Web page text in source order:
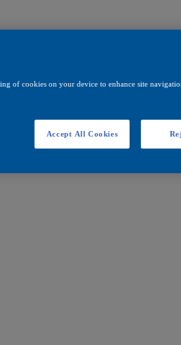
of cookies on your device to enhance site
Accept All Cookies